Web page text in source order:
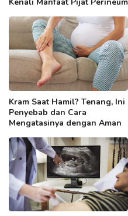
Kenali Manfaat Pijat Perineum
Kram Saat Hamil? Tenang, Ini
Penyebab dan Cara
Mengatasinya dengan Aman